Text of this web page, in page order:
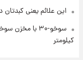
این علائم یعنی
کیلومتر